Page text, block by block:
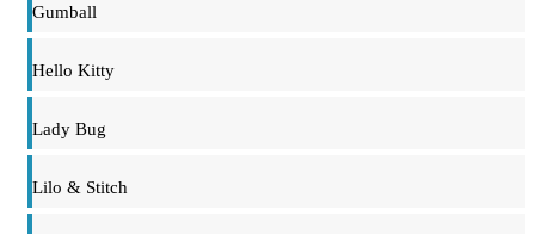
Gumball
Hello Kitty
Lady Bug
Lilo & Stitch